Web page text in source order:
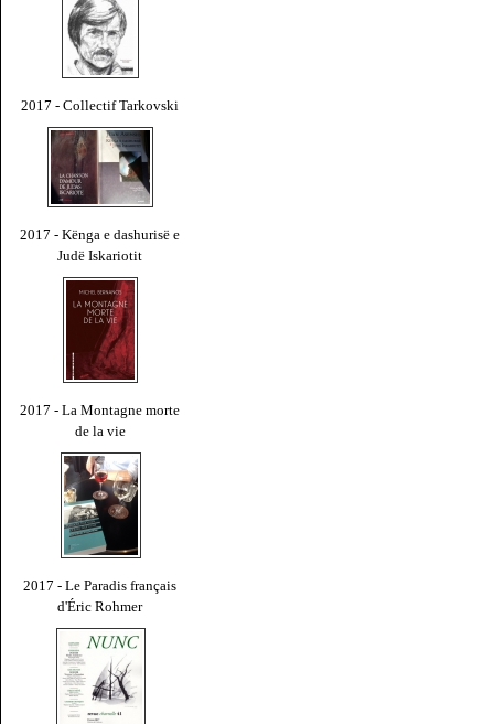
2017 - Collectif Tarkovski
2017 - Kënga e dashurisë e
Judë Iskariotit
2017 - La Montagne morte
de la vie
2017 - Le Paradis français
d'Éric Rohmer